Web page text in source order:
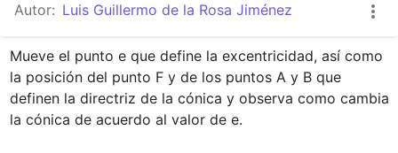
Abrir sesión
Autor: Luis Guillermo de la Rosa Jiménez
Mueve el punto e que define la excentricidad, así como
la posición del punto F y de los puntos A y B que
definen la directriz de la cónica y observa como cambia
la cónica de acuerdo al valor de e.